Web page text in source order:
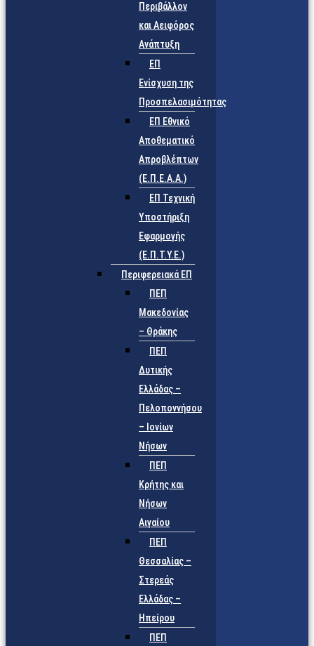
Περιβάλλον
και Αειφόρος
Ανάπτυξη
ΕΠ
Ενίσχυση της
Προσπελασιμότητας
ΕΠ Εθνικό
Αποθεματικό
Απροβλέπτων
(Ε.Π.Ε.Α.Α.)
ΕΠ Τεχνική
Υποστήριξη
Εφαρμογής
(Ε.Π.Τ.Υ.Ε.)
Περιφερειακά ΕΠ
ΠΕΠ
Μακεδονίας
– Θράκης
ΠΕΠ
Δυτικής
Ελλάδας –
Πελοποννήσου
– Ιονίων
Νήσων
ΠΕΠ
Κρήτης και
Νήσων
Αιγαίου
ΠΕΠ
Θεσσαλίας –
Στερεάς
Ελλάδας –
Ηπείρου
ΠΕΠ